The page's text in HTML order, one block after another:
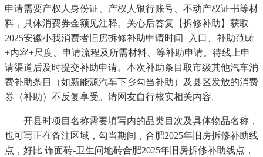
申请需要产权人身份证、产权人银行账号、不动产权证书等材
料，具体消费券金额见注释。关心后答复【拆修补助】获取
2025安徽小我消费者旧房拆修补助申请时间+入口、补助范畴
+内容+尺度、申请流程及所需材料、等补助申请。待线上申
请渠道后及时提交补助申请。本次补助条目取市级其他汽车消
费补助条目（如新能源汽车下乡勾当补助）及县区发放的消费
券（补助）不反复享受。请网友自行核实相关内容。
开县时项目名称需要填写内的品类目次及具体物品名称，
也可写正在备注区域，勾当期间，合肥2025年旧房拆修补助线
点，好比 饰面砖-卫生问地砖合肥2025年旧房拆修补助线点，